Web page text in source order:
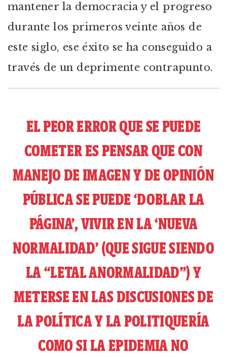
mantener la democracia y el progreso
durante los primeros veinte años de
este siglo, ese éxito se ha conseguido a
través de un deprimente contrapunto.
EL PEOR ERROR QUE SE PUEDE
COMETER ES PENSAR QUE CON
MANEJO DE IMAGEN Y DE OPINIÓN
PÚBLICA SE PUEDE ‘DOBLAR LA
PÁGINA’, VIVIR EN LA ‘NUEVA
NORMALIDAD’ (QUE SIGUE SIENDO
LA “LETAL ANORMALIDAD”) Y
METERSE EN LAS DISCUSIONES DE
LA POLÍTICA Y LA POLITIQUERÍA
COMO SI LA EPIDEMIA NO